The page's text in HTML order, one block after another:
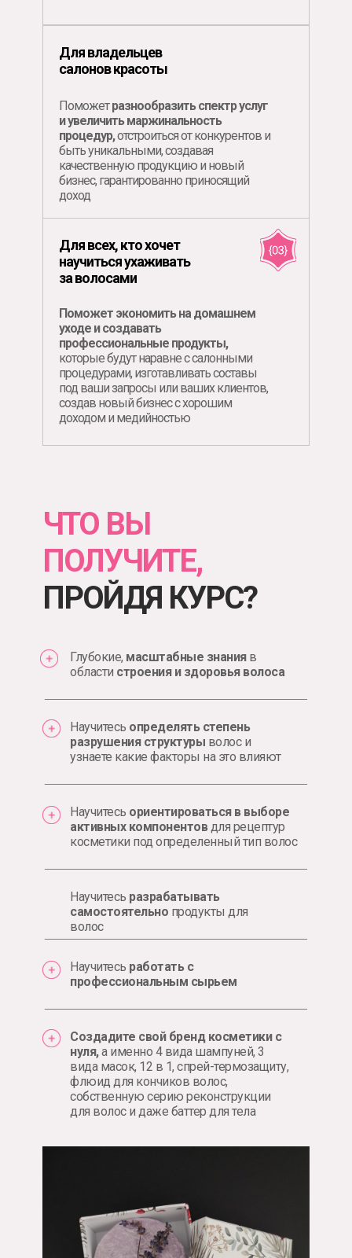
Для всех, кто хочет
научиться ухаживать
за волосами
Поможет экономить на домашнем
уходе и создавать
профессиональные продукты,
которые будут наравне с салонными
процедурами, изготавливать составы
под ваши запросы или ваших клиентов,
создав новый бизнес с хорошим
доходом и медийностью
Для владельцев
салонов красоты
Поможетразнообразить спектр услуг
и увеличить маржинальность
процедур,отстроиться от конкурентов и
быть уникальными, создавая
качественную продукцию и новый
бизнес, гарантированно приносящий
доход
ЧТО ВЫ
ПОЛУЧИТЕ,
ПРОЙДЯ КУРС?
Глубокие, масштабные знанияв
области строения и здоровья волоса
Научитесь определять степень
разрушения структуры волос и
узнаете какие факторы на это влияют
Научитесь ориентироваться в выборе
активных компонентовдля рецептур
косметики под определенный тип волос
Научитесь разрабатывать
самостоятельно продукты для
волос
Научитесь работать с
профессиональным сырьем
Создадите свой бренд косметики с
нуля,а именно 4 вида шампуней, 3
вида масок, 12 в 1, спрей-термозащиту,
флюид для кончиков волос,
собственную серию реконструкции
для волос и даже баттер для тела